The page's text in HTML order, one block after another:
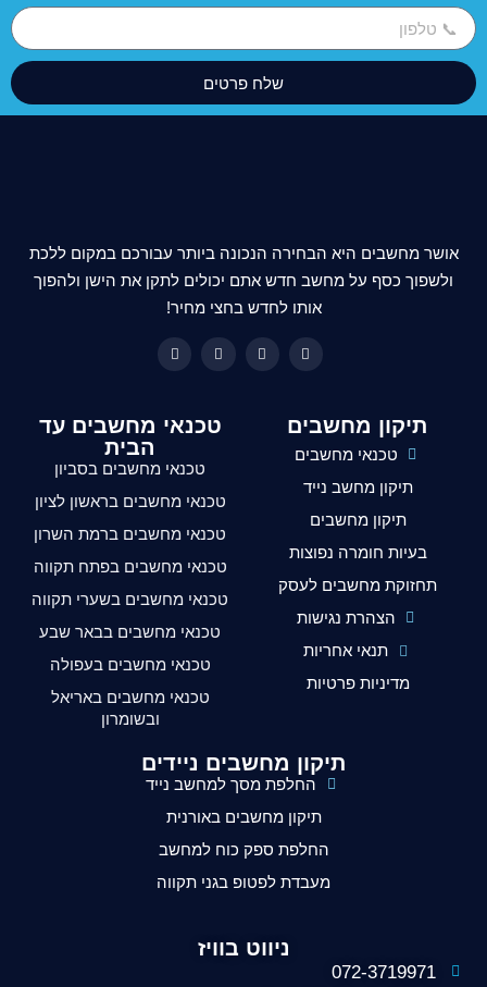
שלח פרטים
אושר מחשבים היא הבחירה הנכונה ביותר עבורכם במקום ללכת
ולשפוך כסף על מחשב חדש אתם יכולים לתקן את הישן ולהפוך
אותו לחדש בחצי מחיר!
תיקון מחשבים
טכנאי מחשבים
תיקון מחשב נייד
תיקון מחשבים
בעיות חומרה נפוצות
תחזוקת מחשבים לעסק
הצהרת נגישות
תנאי אחריות
מדיניות פרטיות
טכנאי מחשבים עד
הבית
טכנאי מחשבים בסביון
טכנאי מחשבים בראשון לציון
טכנאי מחשבים ברמת השרון
טכנאי מחשבים בפתח תקווה
טכנאי מחשבים בשערי תקווה
טכנאי מחשבים בבאר שבע
טכנאי מחשבים בעפולה
טכנאי מחשבים באריאל
ובשומרון
תיקון מחשבים ניידים
החלפת מסך למחשב נייד
תיקון מחשבים באורנית
החלפת ספק כוח למחשב
מעבדת לפטופ בגני תקווה
ניווט בוויז
072-3719971